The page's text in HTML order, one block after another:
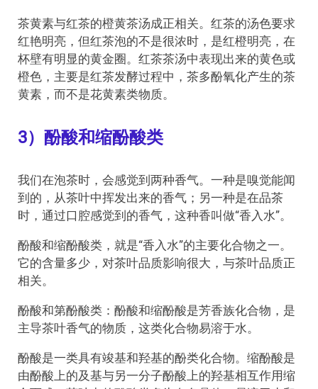
茶黄素与红茶的橙黄茶汤成正相关。红茶的汤色要求
红艳明亮，但红茶泡的不是很浓时，是红橙明亮，在
杯壁有明显的黄金圈。红茶茶汤中表现出来的黄色或
橙色，主要是红茶发酵过程中，茶多酚氧化产生的茶
黄素，而不是花黄素类物质。
3）酚酸和缩酚酸类
我们在泡茶时，会感觉到两种香气。一种是嗅觉能闻
到的，从茶叶中挥发出来的香气；另一种是在品茶
时，通过口腔感觉到的香气，这种香叫做“香入水”。
酚酸和缩酚酸类，就是“香入水”的主要化合物之一。
它的含量多少，对茶叶品质影响很大，与茶叶品质正
相关。
酚酸和第酚酸类：酚酸和缩酚酸是芳香族化合物，是
主导茶叶香气的物质，这类化合物易溶于水。
酚酸是一类具有竣基和羟基的酚类化合物。缩酚酸是
由酚酸上的及基与另一分子酚酸上的羟基相互作用缩